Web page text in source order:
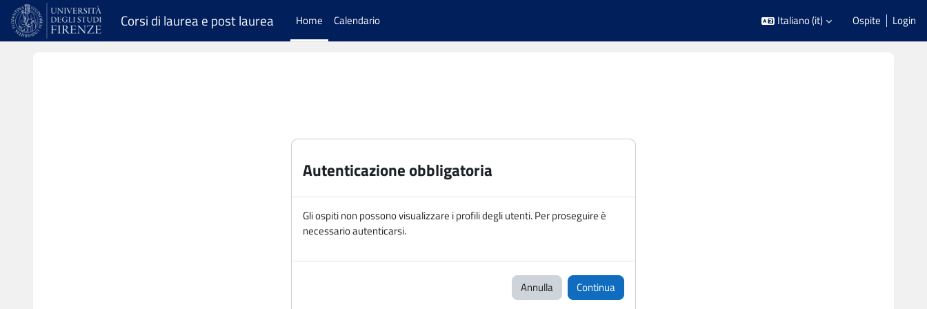
Vai al contenuto principale
Corsi di laurea e post laurea Home Calendario Italiano ‎(it)‎ Ospite Login
Autenticazione obbligatoria
Gli ospiti non possono visualizzare i profili degli utenti. Per proseguire è
necessario autenticarsi.
Annulla Continua